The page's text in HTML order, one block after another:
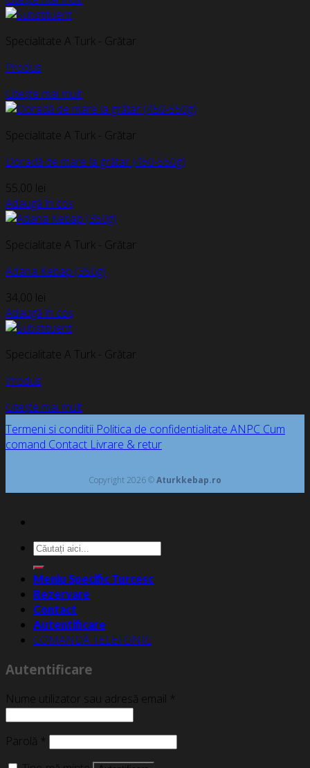
Specialitate A Turk - Grătar
Produs
Citește mai mult
Specialitate A Turk - Grătar
Doradă de mare la grătar (450-550g)
55,00 lei
Adaugă în coș
Specialitate A Turk - Grătar
Adana Kebap (350g)
34,00 lei
Adaugă în coș
Specialitate A Turk - Grătar
Produs
Citește mai mult
Termeni si conditii Politica de confidentialitate ANPC Cum
comand Contact Livrare & retur
Copyright 2026 ©Aturkkebap.ro
Caută
după:
Meniu Specific Turcesc
Rezervare
Contact
Autentificare
COMANDĂ TELEFONIC
Autentificare
Nume utilizator sau adresă email *
Parolă *